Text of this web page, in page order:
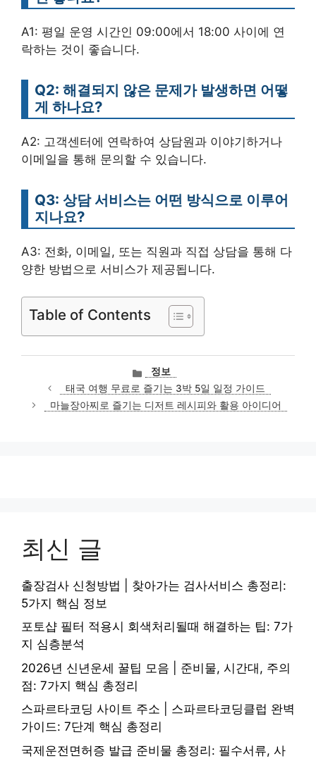
A1: 평일 운영 시간인 09:00에서 18:00 사이에 연
락하는 것이 좋습니다.
Q2: 해결되지 않은 문제가 발생하면 어떻
게 하나요?
A2: 고객센터에 연락하여 상담원과 이야기하거나
이메일을 통해 문의할 수 있습니다.
Q3: 상담 서비스는 어떤 방식으로 이루어
지나요?
A3: 전화, 이메일, 또는 직원과 직접 상담을 통해 다
양한 방법으로 서비스가 제공됩니다.
Table of Contents
카
테
고
리
정보
태국 여행 무료로 즐기는 3박 5일 일정 가이드
마늘장아찌로 즐기는 디저트 레시피와 활용 아이디어
최신 글
출장검사 신청방법 | 찾아가는 검사서비스 총정리:
5가지 핵심 정보
포토샵 필터 적용시 회색처리될때 해결하는 팁: 7가
지 심층분석
2026년 신년운세 꿀팁 모음 | 준비물, 시간대, 주의
점: 7가지 핵심 총정리
스파르타코딩 사이트 주소 | 스파르타코딩클럽 완벽
가이드: 7단계 핵심 총정리
국제운전면허증 발급 준비물 총정리: 필수서류, 사